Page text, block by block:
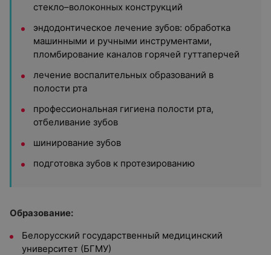
стекло–волоконных конструкций
эндодонтическое лечение зубов: обработка
машинными и ручными инструментами,
пломбирование каналов горячей гуттаперчей
лечение воспалительных образований в
полости рта
профессиональная гигиена полости рта,
отбеливание зубов
шинирование зубов
подготовка зубов к протезированию
Образование:
Белорусский государственный медицинский
университет (БГМУ)